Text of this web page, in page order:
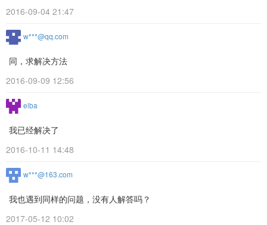
2016-09-04 21:47
w***@qq.com
同，求解决方法
2016-09-09 12:56
elba
我已经解决了
2016-10-11 14:48
w***@163.com
我也遇到同样的问题，没有人解答吗？
2017-05-12 10:02